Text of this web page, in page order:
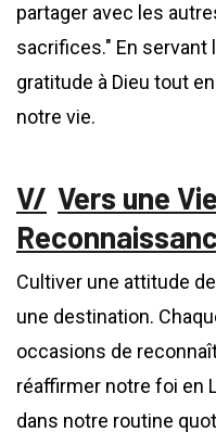
partager avec les
sacrifices." En
gratitude à Dieu tout
notre vie.
Vers une
Cultiver une attitude
une destination.
occasions de
réaffirmer notre foi en
dans notre routine